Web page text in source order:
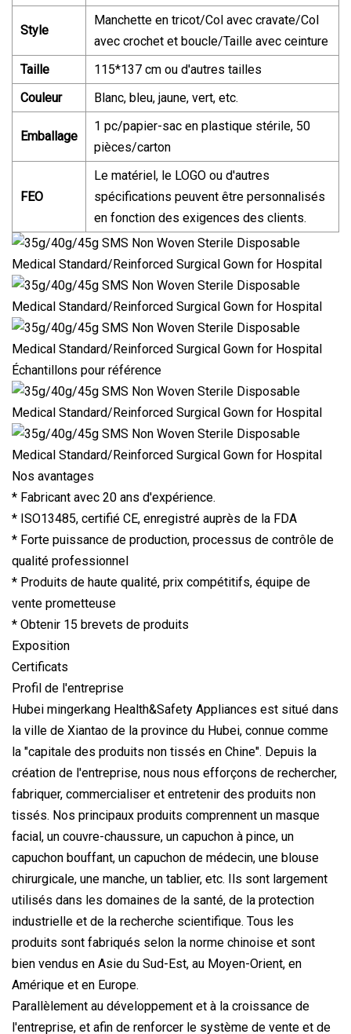
Style
Manchette en tricot/Col avec cravate/Col
avec crochet et boucle/Taille avec ceinture
Taille
115*137 cm ou d'autres tailles
Couleur
Blanc, bleu, jaune, vert, etc.
Emballage
1 pc/papier-sac en plastique stérile, 50
pièces/carton
FEO
Le matériel, le LOGO ou d'autres
spécifications peuvent être personnalisés
en fonction des exigences des clients.
Échantillons pour référence
Nos avantages
* Fabricant avec 20 ans d'expérience.
* ISO13485, certifié CE, enregistré auprès de la FDA
* Forte puissance de production, processus de contrôle de
qualité professionnel
* Produits de haute qualité, prix compétitifs, équipe de
vente prometteuse
* Obtenir 15 brevets de produits
Exposition
Certificats
Profil de l'entreprise
Hubei mingerkang Health&Safety Appliances est situé dans
la ville de Xiantao de la province du Hubei, connue comme
la "capitale des produits non tissés en Chine". Depuis la
création de l'entreprise, nous nous efforçons de rechercher,
fabriquer, commercialiser et entretenir des produits non
tissés. Nos principaux produits comprennent un masque
facial, un couvre-chaussure, un capuchon à pince, un
capuchon bouffant, un capuchon de médecin, une blouse
chirurgicale, une manche, un tablier, etc. Ils sont largement
utilisés dans les domaines de la santé, de la protection
industrielle et de la recherche scientifique. Tous les
produits sont fabriqués selon la norme chinoise et sont
bien vendus en Asie du Sud-Est, au Moyen-Orient, en
Amérique et en Europe.
Parallèlement au développement et à la croissance de
l'entreprise, et afin de renforcer le système de vente et de